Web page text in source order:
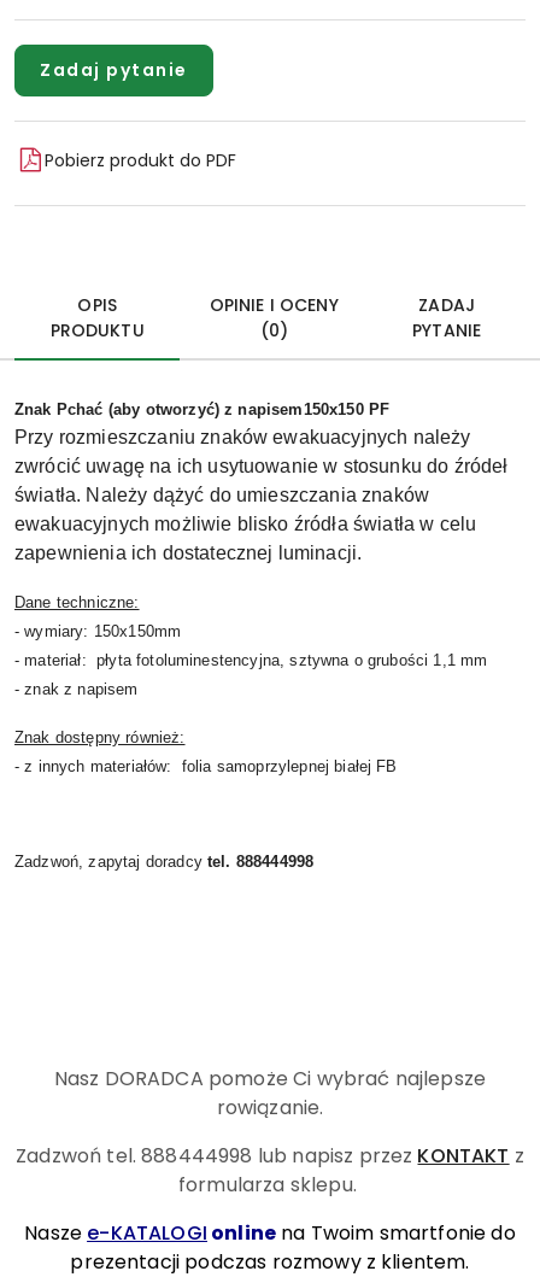
Zadaj pytanie
Pobierz produkt do PDF
OPIS
PRODUKTU
OPINIE I OCENY
(0)
ZADAJ
PYTANIE
Znak Pchać (aby otworzyć) z napisem150x150 PF
Przy rozmieszczaniu znaków ewakuacyjnych należy
zwrócić uwagę na ich usytuowanie w stosunku do źródeł
światła. Należy dążyć do umieszczania znaków
ewakuacyjnych możliwie blisko źródła światła w celu
zapewnienia ich dostatecznej luminacji.
Dane techniczne:
- wymiary: 150x150mm
- materiał: płyta fotoluminestencyjna, sztywna o grubości 1,1 mm
- znak z napisem
Znak dostępny również:
- z innych materiałów: folia samoprzylepnej białej FB
Zadzwoń, zapytaj doradcy tel. 888444998
Nasz DORADCA pomoże Ci wybrać najlepsze
rowiązanie.
Zadzwoń tel. 888444998 lub napisz przez KONTAKT z
formularza sklepu.
Nasze e-KATALOGI online na Twoim smartfonie do
prezentacji podczas rozmowy z klientem.